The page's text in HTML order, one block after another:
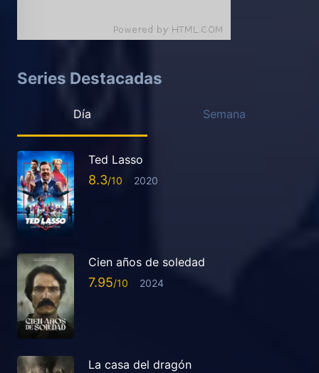
Series Destacadas
Día Semana
Ted Lasso
8.3 2020
Cien años de soledad
7.95 2024
La casa del dragón